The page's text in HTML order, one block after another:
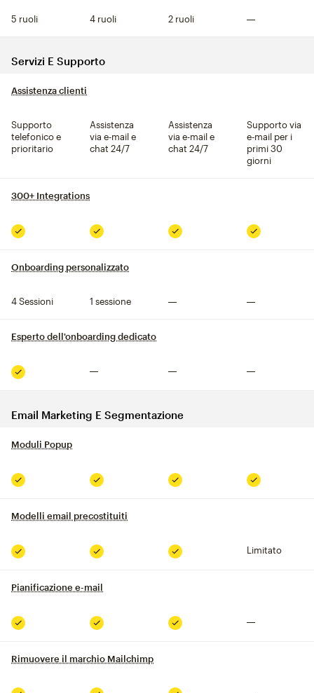
5 ruoli 4 ruoli 2 ruoli
Servizi E Supporto
Assistenza clienti
Supporto
telefonico e
prioritario
Assistenza
via e-mail e
chat 24/7
Assistenza
via e-mail e
chat 24/7
Supporto via
e-mail per i
primi 30
giorni
300+ Integrations
Compreso Compreso Compreso Compreso
Onboarding personalizzato
4 Sessioni 1 sessione
Esperto dell'onboarding dedicato
Compreso
Email Marketing E Segmentazione
Moduli Popup
Compreso Compreso Compreso Compreso
Modelli email precostituiti
Compreso Compreso Compreso
Limitato
Pianificazione e-mail
Compreso Compreso Compreso
Rimuovere il marchio Mailchimp